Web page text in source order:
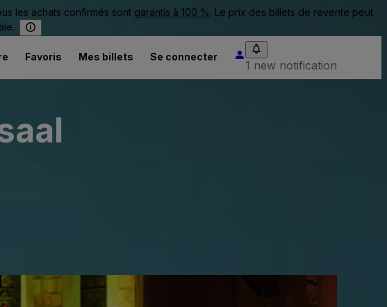
les achats confirmés sont garantis à 100 %. Le prix des billets de revente peut
Favoris Mes billets Se connecter
1 new notification